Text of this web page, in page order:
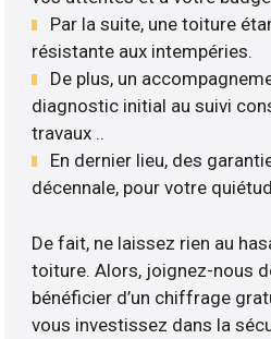
Par la suite, une toiture
résistante aux intempéries.
De plus, un
diagnostic initial au suivi
travaux ..
En dernier lieu, des
décennale, pour votre
De fait, ne laissez rien au
toiture. Alors, joignez-nous
bénéficier d’un chiffrage
vous investissez dans la